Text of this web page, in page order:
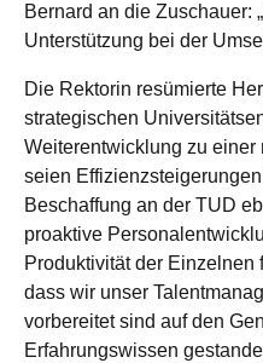
Bernard an die Zuschauer:
Unterstützung bei der
Die Rektorin resümierte
strategischen
Weiterentwicklung zu einer
seien
Beschaffung an der TUD
proaktive
Produktivität der Einzelnen
dass wir unser
vorbereitet sind auf den
Erfahrungswissen